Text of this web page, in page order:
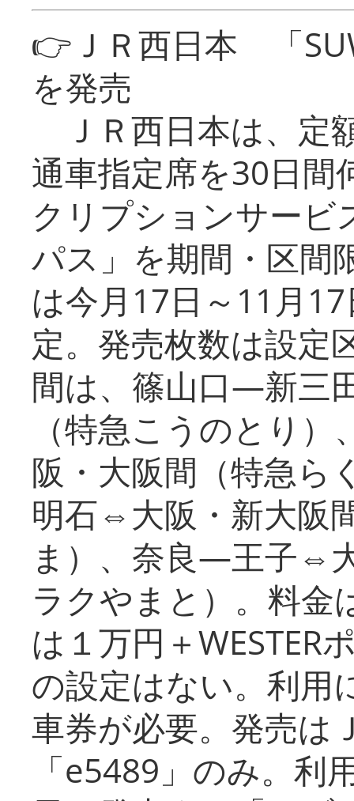
👉ＪＲ西日本 「
を発売
ＪＲ西日本は、定
通車指定席を30日間
クリプションサービ
パス」を期間・区間
は今月17日～11月
定。発売枚数は設定
間は、篠山口―新三
（特急こうのとり
阪・大阪間（特急
明石⇔大阪・新大阪
ま）、奈良―王子⇔
ラクやまと）。料金
は１万円＋WESTER
の設定はない。利用
車券が必要。発売は
「e5489」のみ。利